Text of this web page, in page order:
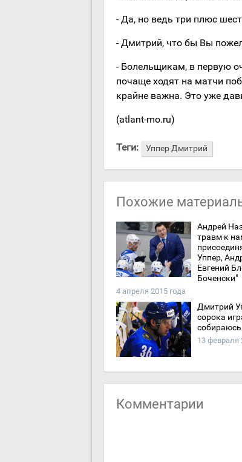
- Да, но ведь три плюс
- Дмитрий, что бы Вы
- Болельщикам, в первую
почаще ходят на матчи
крайне важна. Это уже
(atlant-mo.ru)
Теги: Уппер Дмитрий
Похожие
Андрей
травм к
Уппер,
Евгений
Боченски"
4 апреля 2015 года
Дмитрий
сорока
13 февраля
Комментарии